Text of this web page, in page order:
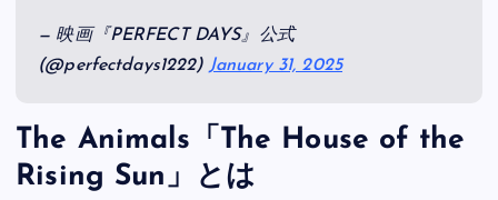
— 映画『PERFECT DAYS』公式
(@perfectdays1222) January 31, 2025
The Animals「The House of the
Rising Sun」とは